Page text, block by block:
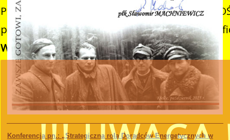
Ponieważ proces pozyskiwania środków z
posiadania pełnomocnictwa z podpisem
WFOŚiGW w Kielcach apeluje o ostrożność.
Konferencja pn.: „Strategiczna rola Doradców Energetycznych w